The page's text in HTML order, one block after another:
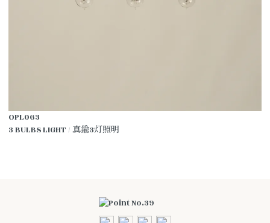
OPL063
3 BULBS LIGHT / 真鍮3灯照明